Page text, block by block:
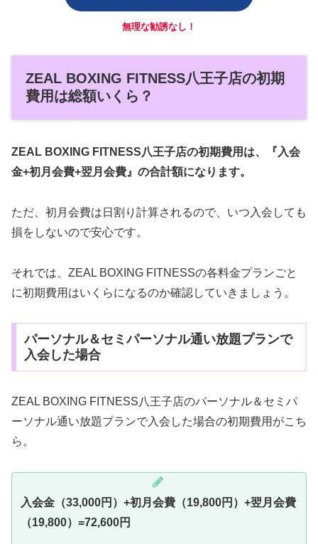
無理な勧誘なし！
ZEAL BOXING FITNESS八王子店の初期
費用は総額いくら？
ZEAL BOXING FITNESS八王子店の初期費用は、『入会
金+初月会費+翌月会費』の合計額になります。
ただ、初月会費は日割り計算されるので、いつ入会しても
損をしないので安心です。
それでは、ZEAL BOXING FITNESSの各料金プランごと
に初期費用はいくらになるのか確認していきましょう。
パーソナル＆セミパーソナル通い放題プランで
入会した場合
ZEAL BOXING FITNESS八王子店のパーソナル＆セミパ
ーソナル通い放題プランで入会した場合の初期費用がこち
ら。
入会金（33,000円）+初月会費（19,800円）+翌月会費
（19,800）=72,600円